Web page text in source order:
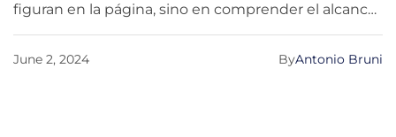
figuran en la página, sino en comprender el alcance
total de sus daños, incluidas las facturas médicas, la
pérdida de salarios e incluso la angustia emocional.
June 2, 2024 Antonio Bruni
By